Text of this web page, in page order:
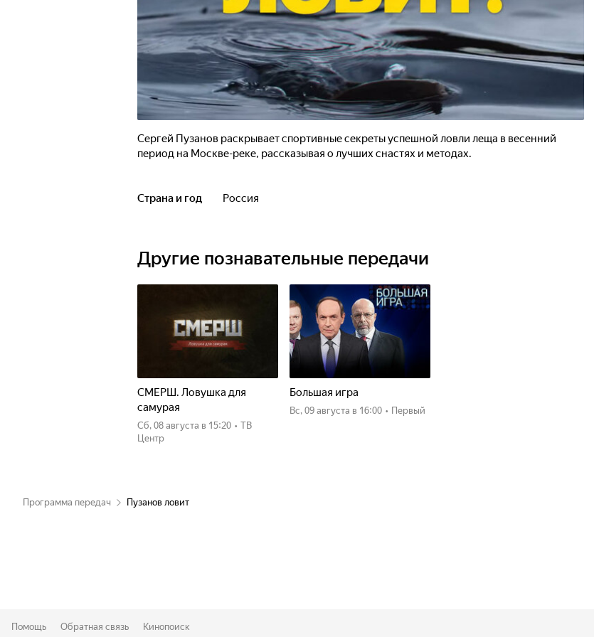
Сергей Пузанов раскрывает спортивные секреты успешной ловли леща в весенний
период на Москве-реке, рассказывая о лучших снастях и методах.
Страна и год Россия
Другие познавательные передачи
СМЕРШ. Ловушка для
самурая
сб, 08 августа в 15:20 • ТВ
Центр
Большая игра
вс, 09 августа в 16:00 • Первый
Программа передач Пузанов ловит
Помощь Обратная связь Кинопоиск